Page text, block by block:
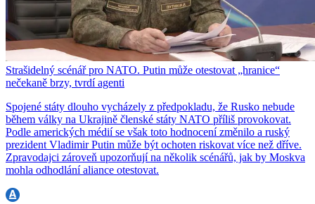
Strašidelný scénář pro NATO. Putin může otestovat „hranice“
nečekaně brzy, tvrdí agenti
Spojené státy dlouho vycházely z předpokladu, že Rusko nebude
během války na Ukrajině členské státy NATO příliš provokovat.
Podle amerických médií se však toto hodnocení změnilo a ruský
prezident Vladimir Putin může být ochoten riskovat více než dříve.
Zpravodajci zároveň upozorňují na několik scénářů, jak by Moskva
mohla odhodlání aliance otestovat.